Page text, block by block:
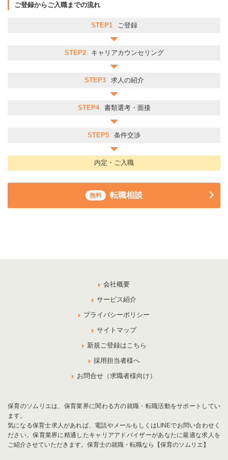
ご登録からご入職までの流れ
STEP1 ご登録
STEP2 キャリアカウンセリング
STEP3 求人の紹介
STEP4 書類選考・面接
STEP5 条件交渉
内定・ご入職
無料 転職相談
会社概要
サービス紹介
プライバシーポリシー
サイトマップ
新規ご登録はこちら
採用担当者様へ
お問合せ（求職者様向け）
保育のソムリエは、保育業界に関わる方の就職・転職活動をサポートしてい
ます。
気になる保育士求人があれば、電話やメールもしくはLINEでお問い合わせく
ださい。保育業界に精通したキャリアアドバイザーがあなたに最適な求人を
ご紹介させていただきます。保育士の就職・転職なら【保育のソムリエ】